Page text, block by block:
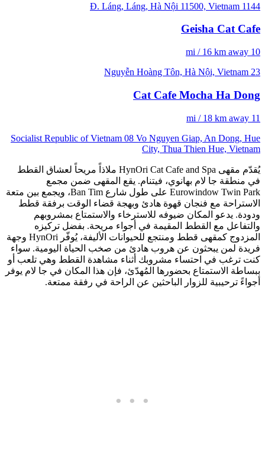
1144 Đ. Láng, Láng, Hà Nội 11500, Vietnam
Geisha Cat Cafe
10 mi / 16 km away
23 Nguyễn Hoàng Tôn, Hà Nội, Vietnam
Cat Cafe Mocha Ha Dong
11 mi / 18 km away
Socialist Republic of Vietnam 08 Vo Nguyen Giap, An Dong, Hue
City, Thua Thien Hue, Vietnam
يُقدّم مقهى HynOri Cat Cafe and Spa ملاذاً مريحاً لعشاق القطط
في منطقة جا لام بهانوي، فيتنام. يقع المقهى ضمن مجمع
Eurowindow Twin Park على طول شارع Ban Tim، ويجمع بين متعة
الاستراحة مع فنجان قهوة هادئ وبهجة قضاء الوقت برفقة قطط
ودودة. يدعو المكان ضيوفه للاسترخاء والاستمتاع بمشروبهم
والتفاعل مع القطط المقيمة في أجواء مريحة. بفضل تركيزه
المزدوج كمقهى قطط ومنتجع للحيوانات الأليفة، يُوفّر HynOri وجهة
فريدة لمن يبحثون عن هروب هادئ من صخب الحياة اليومية. سواء
كنت ترغب في احتساء مشروبك أثناء مشاهدة القطط وهي تلعب أو
ببساطة الاستمتاع بحضورها المُهدّئ، فإن هذا المكان في جا لام يوفر
أجواءً ترحيبية للزوار الباحثين عن الراحة في رفقة ممتعة.